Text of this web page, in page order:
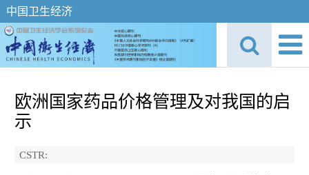
中国卫生经济
欧洲国家药品价格管理及对我国的启
示
CSTR: